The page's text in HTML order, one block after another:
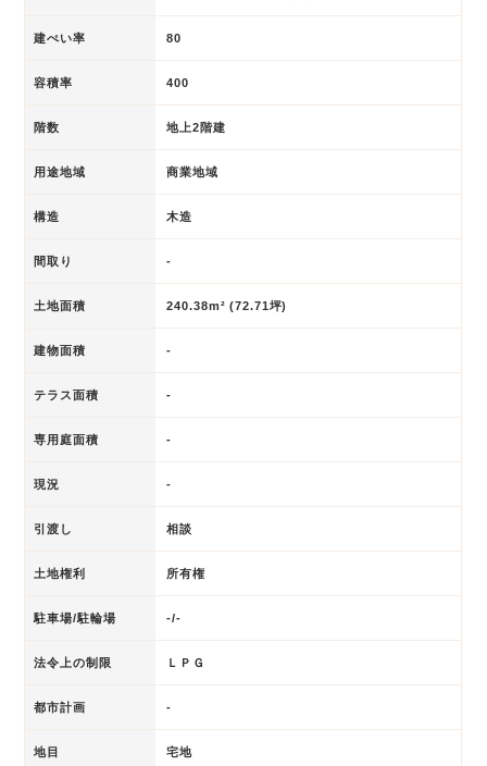
建ぺい率 80
容積率 400
階数 地上2階建
用途地域 商業地域
構造 木造
間取り -
土地面積 240.38m² (72.71坪)
建物面積 -
テラス面積 -
専用庭面積 -
現況 -
引渡し 相談
土地権利 所有権
駐車場/駐輪場 -/-
法令上の制限 ＬＰＧ
都市計画 -
地目 宅地